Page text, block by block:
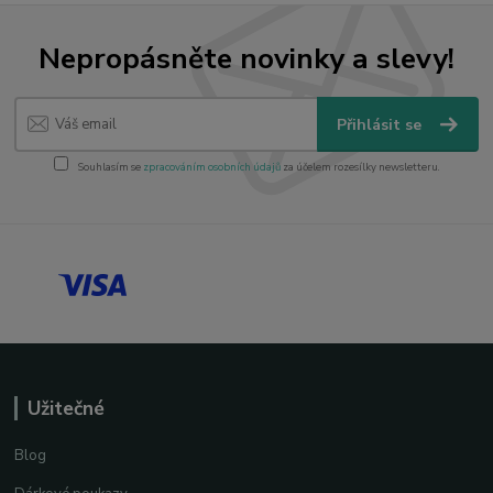
Nepropásněte novinky a slevy!
Přihlásit se
Souhlasím se zpracováním osobních údajůza účelem rozesílky newsletteru.
Užitečné
Blog